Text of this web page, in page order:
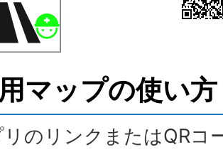
マップの使い方
のリンクまたはQRコ